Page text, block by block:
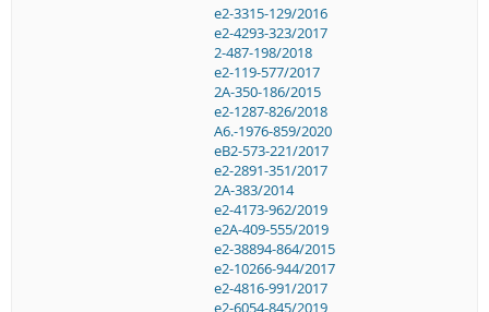
e2-3315-129/2016
e2-4293-323/2017
2-487-198/2018
e2-119-577/2017
2A-350-186/2015
e2-1287-826/2018
A6.-1976-859/2020
eB2-573-221/2017
e2-2891-351/2017
2A-383/2014
e2-4173-962/2019
e2A-409-555/2019
e2-38894-864/2015
e2-10266-944/2017
e2-4816-991/2017
e2-6054-845/2019